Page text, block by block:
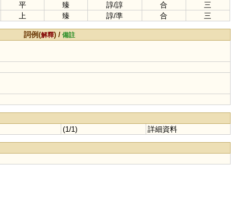
平 臻 諄/諄 合
三
上 臻 諄/準 合 三
詞例(解釋) /備註
(1/1) 詳細資料